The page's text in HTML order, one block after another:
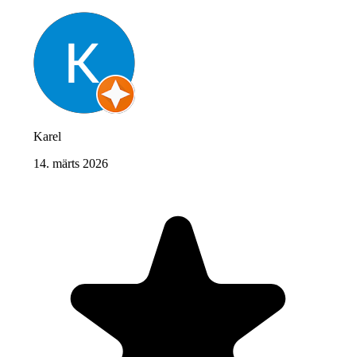
Karel
14. märts 2026